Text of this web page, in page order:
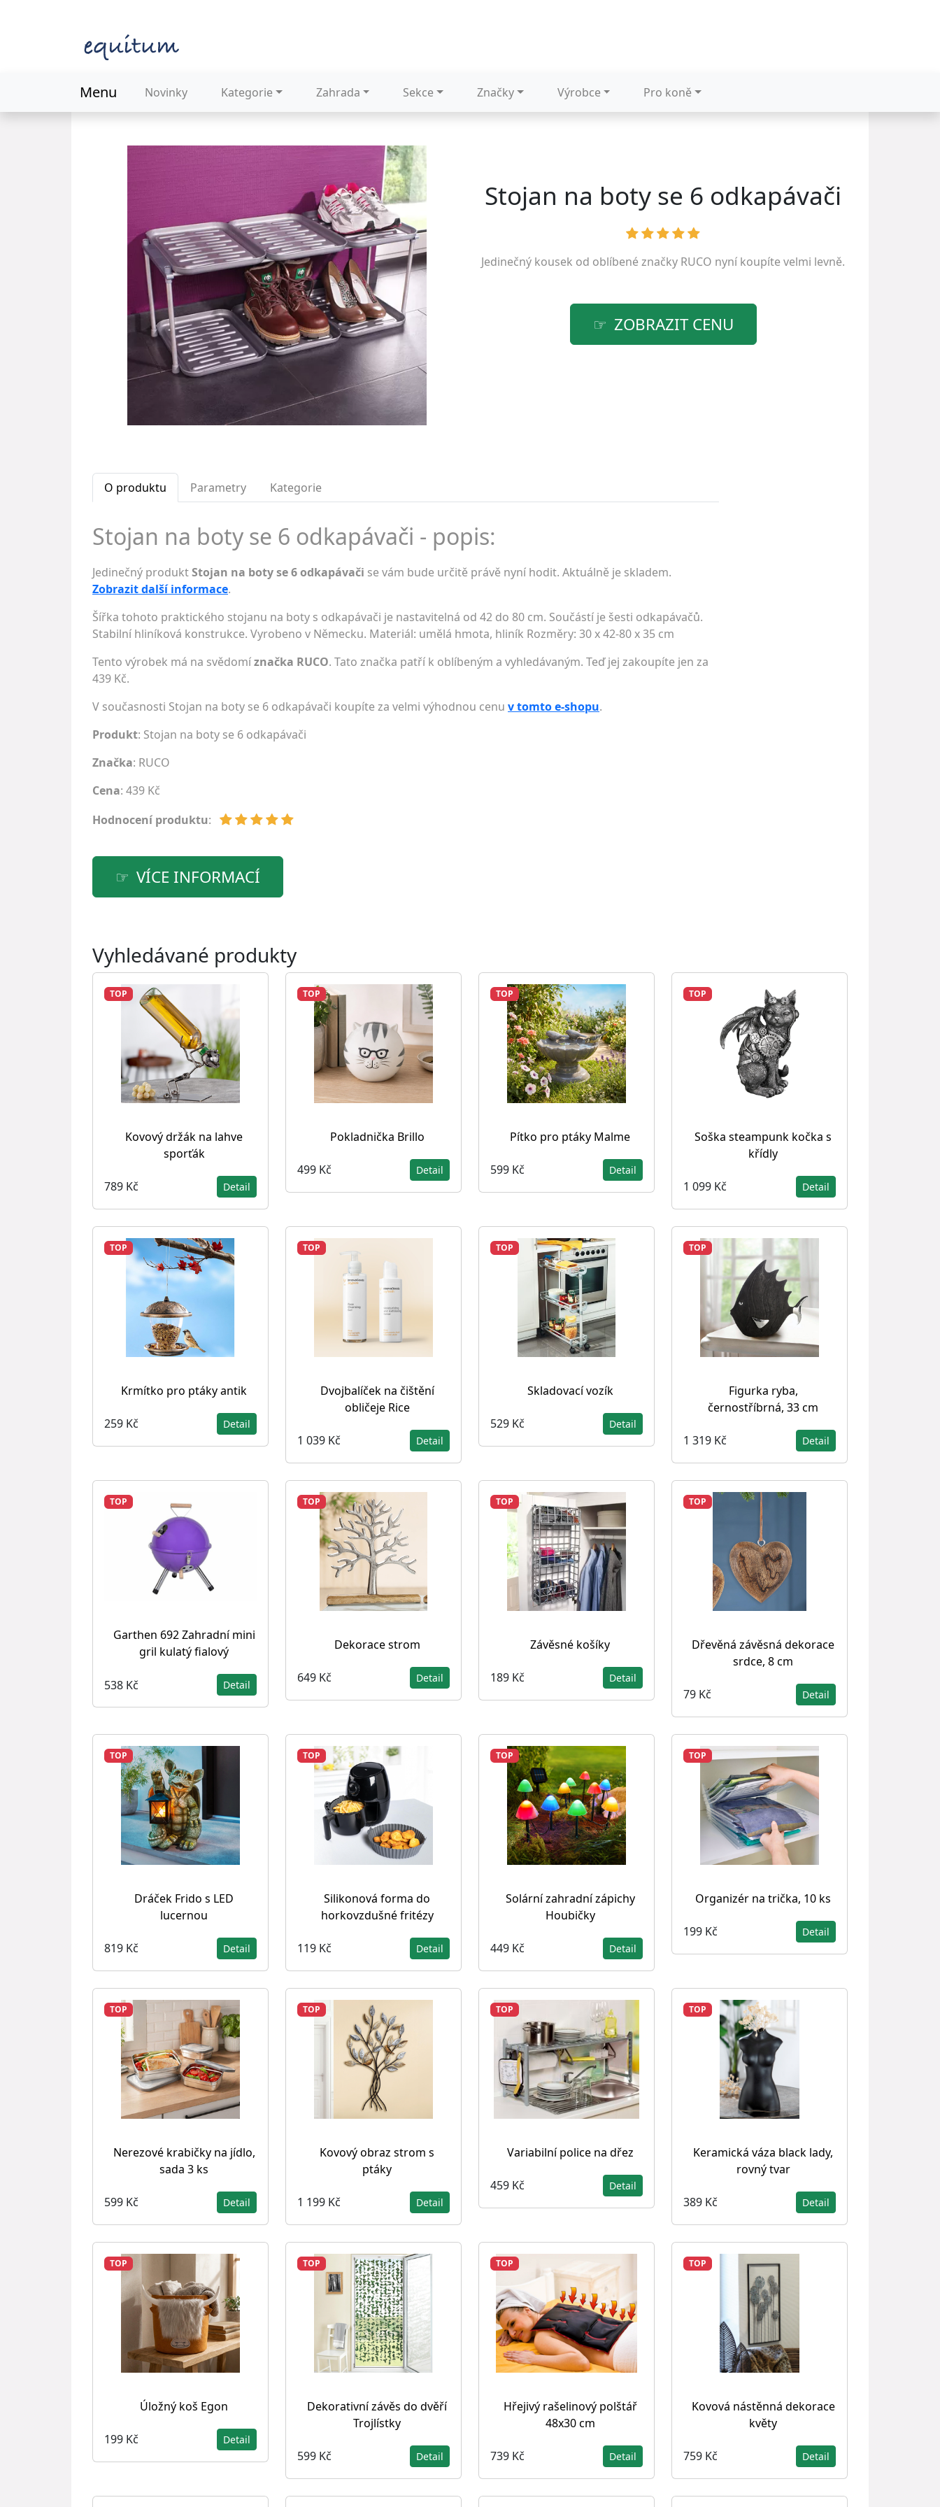
Menu Novinky Kategorie Zahrada Sekce Značky Výrobce Pro koně
Stojan na boty se 6 odkapávači
Jedinečný kousek od oblíbené značky RUCO nyní koupíte velmi levně.
ZOBRAZIT CENU
O produktu Parametry Kategorie
Stojan na boty se 6 odkapávači - popis:
Jedinečný produktStojan na boty se 6 odkapávači se vám bude určitě právě nyní hodit. Aktuálně je skladem.
Zobrazit další informace.
Šířka tohoto praktického stojanu na boty s odkapávači je nastavitelná od 42 do 80 cm. Součástí je šesti odkapávačů.
Stabilní hliníková konstrukce. Vyrobeno v Německu. Materiál: umělá hmota, hliník Rozměry: 30 x 42-80 x 35 cm
Tento výrobek má na svědomíznačka RUCO. Tato značka patří k oblíbeným a vyhledávaným. Teď jej zakoupíte jen za
439 Kč.
V současnosti Stojan na boty se 6 odkapávači koupíte za velmi výhodnou cenu v tomto e-shopu.
Produkt: Stojan na boty se 6 odkapávači
Značka: RUCO
Cena: 439 Kč
Hodnocení produktu:
VÍCE INFORMACÍ
Vyhledávané produkty
TOP
Kovový držák na lahve
sporťák
789 Kč Detail
TOP
Pokladnička Brillo
499 Kč Detail
TOP
Pítko pro ptáky Malme
599 Kč Detail
TOP
Soška steampunk kočka s
křídly
1 099 Kč Detail
TOP
Krmítko pro ptáky antik
259 Kč Detail
TOP
Dvojbalíček na čištění
obličeje Rice
1 039 Kč Detail
TOP
Skladovací vozík
529 Kč Detail
TOP
Figurka ryba,
černostříbrná, 33 cm
1 319 Kč Detail
TOP
Garthen 692 Zahradní mini
gril kulatý fialový
538 Kč Detail
TOP
Dekorace strom
649 Kč Detail
TOP
Závěsné košíky
189 Kč Detail
TOP
Dřevěná závěsná dekorace
srdce, 8 cm
79 Kč Detail
TOP
Dráček Frido s LED
lucernou
819 Kč Detail
TOP
Silikonová forma do
horkovzdušné fritézy
119 Kč Detail
TOP
Solární zahradní zápichy
Houbičky
449 Kč Detail
TOP
Organizér na trička, 10 ks
199 Kč Detail
TOP
Nerezové krabičky na jídlo,
sada 3 ks
599 Kč Detail
TOP
Kovový obraz strom s
ptáky
1 199 Kč Detail
TOP
Variabilní police na dřez
459 Kč Detail
TOP
Keramická váza black lady,
rovný tvar
389 Kč Detail
TOP
Úložný koš Egon
199 Kč Detail
TOP
Dekorativní závěs do dvěří
Trojlístky
599 Kč Detail
TOP
Hřejivý rašelinový polštář
48x30 cm
739 Kč Detail
TOP
Kovová nástěnná dekorace
květy
759 Kč Detail